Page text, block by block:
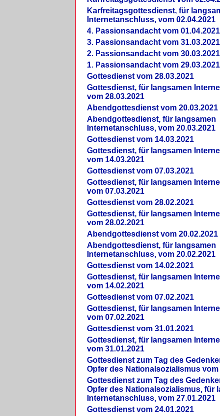
Karfreitagsgottesdienst, für
Internetanschluss, vom 02.04.2021
4. Passionsandacht vom 01.04.2021
3. Passionsandacht vom 31.03.2021
2. Passionsandacht vom 30.03.2021
1. Passionsandacht vom 29.03.2021
Gottesdienst vom 28.03.2021
Gottesdienst, für langsamen
vom 28.03.2021
Abendgottesdienst vom 20.03.2021
Abendgottesdienst, für langsamen
Internetanschluss, vom 20.03.2021
Gottesdienst vom 14.03.2021
Gottesdienst, für langsamen
vom 14.03.2021
Gottesdienst vom 07.03.2021
Gottesdienst, für langsamen
vom 07.03.2021
Gottesdienst vom 28.02.2021
Gottesdienst, für langsamen
vom 28.02.2021
Abendgottesdienst vom 20.02.2021
Abendgottesdienst, für langsamen
Internetanschluss, vom 20.02.2021
Gottesdienst vom 14.02.2021
Gottesdienst, für langsamen
vom 14.02.2021
Gottesdienst vom 07.02.2021
Gottesdienst, für langsamen
vom 07.02.2021
Gottesdienst vom 31.01.2021
Gottesdienst, für langsamen
vom 31.01.2021
Gottesdienst zum Tag des
Opfer des Nationalsozialismus vom
Gottesdienst zum Tag des
Opfer des Nationalsozialismus, für
Internetanschluss, vom 27.01.2021
Gottesdienst vom 24.01.2021